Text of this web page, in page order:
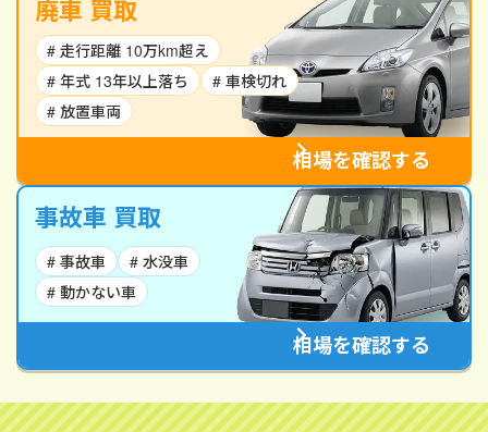
廃車 買取
# 走行距離 10万km超え
# 年式 13年以上落ち
# 車検切れ
# 放置車両
相場を確認する
事故車 買取
# 事故車
# 水没車
# 動かない車
相場を確認する